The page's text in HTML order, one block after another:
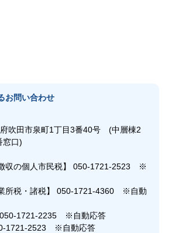
お問い合わせ
吹田市泉町1丁目3番40号 (中層棟2
口)
徴収の個人市民税】 050-1721-2523 ※
業所税・諸税】 050-1721-4360 ※自動
050-1721-2235 ※自動応答
1721-2523 ※自動応答